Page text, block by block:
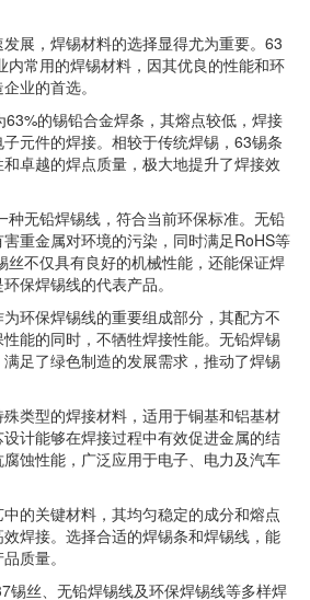
展，焊锡材料的选择显得尤为重要。63
内常用的焊锡材料，因其优良的性能和环
业的首选。
的锡铅合金焊条，其熔点较低，焊接
元件的焊接。相较于传统焊锡，63锡条
卓越的焊点质量，极大地提升了焊接效
种无铅焊锡线，符合当前环保标准。无铅
重金属对环境的污染，同时满足RoHS等
丝不仅具有良好的机械性能，还能保证焊
保焊锡线的代表产品。
环保焊锡线的重要组成部分，其配方不
能的同时，不牺牲焊接性能。无铅焊锡
足了绿色制造的发展需求，推动了焊锡
类型的焊接材料，适用于铜基和铝基材
计能够在焊接过程中有效促进金属的结
蚀性能，广泛应用于电子、电力及汽车
的关键材料，其均匀稳定的成分和熔点
焊接。选择合适的焊锡条和焊锡线，能
质量。
锡丝、无铅焊锡线及环保焊锡线等多样焊